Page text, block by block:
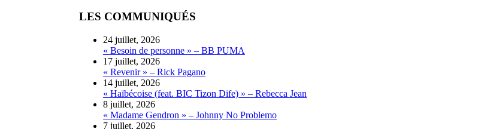
LES COMMUNIQUÉS
24 juillet, 2026
« Besoin de personne » – BB PUMA
17 juillet, 2026
« Revenir » – Rick Pagano
14 juillet, 2026
« Haïbécoise (feat. BIC Tizon Dife) » – Rebecca Jean
8 juillet, 2026
« Madame Gendron » – Johnny No Problemo
7 juillet, 2026